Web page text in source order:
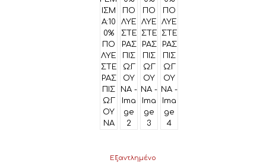
Εξαντλημένο